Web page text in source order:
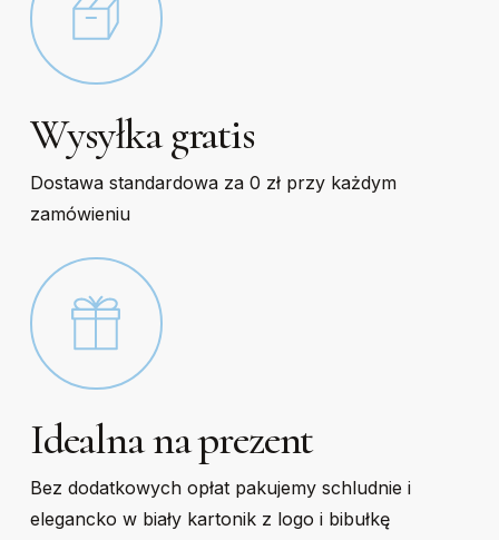
Wysyłka gratis
Dostawa standardowa za 0 zł przy każdym
zamówieniu
Idealna na prezent
Bez dodatkowych opłat pakujemy schludnie i
elegancko w biały kartonik z logo i bibułkę